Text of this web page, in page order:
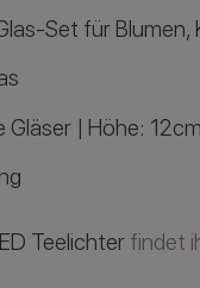
Set für
Gläser | Höhe:
Teelichter findet